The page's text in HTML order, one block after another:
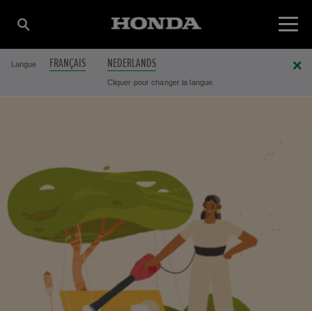
Langue FRANÇAIS NEDERLANDS
Cliquer pour changer la langue.